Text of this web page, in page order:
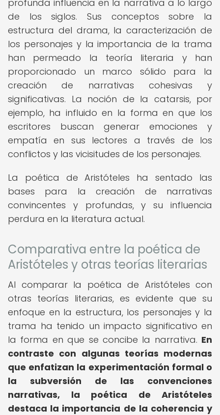
profunda influencia en la narrativa a lo largo
de los siglos. Sus conceptos sobre la
estructura del drama, la caracterización de
los personajes y la importancia de la trama
han permeado la teoría literaria y han
proporcionado un marco sólido para la
creación de narrativas cohesivas y
significativas. La noción de la catarsis, por
ejemplo, ha influido en la forma en que los
escritores buscan generar emociones y
empatía en sus lectores a través de los
conflictos y las vicisitudes de los personajes.
La poética de Aristóteles ha sentado las
bases para la creación de narrativas
convincentes y profundas, y su influencia
perdura en la literatura actual.
Comparativa entre la poética de
Aristóteles y otras teorías literarias
Al comparar la poética de Aristóteles con
otras teorías literarias, es evidente que su
enfoque en la estructura, los personajes y la
trama ha tenido un impacto significativo en
la forma en que se concibe la narrativa. En
contraste con algunas teorías modernas
que enfatizan la experimentación formal o
la subversión de las convenciones
narrativas, la poética de Aristóteles
destaca la importancia de la coherencia y